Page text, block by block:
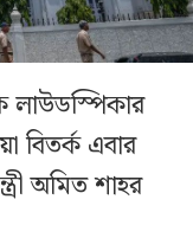
লাউডস্পিকার
বিতর্ক এবার
অমিত শাহর